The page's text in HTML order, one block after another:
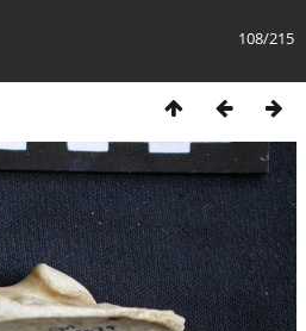
108/215